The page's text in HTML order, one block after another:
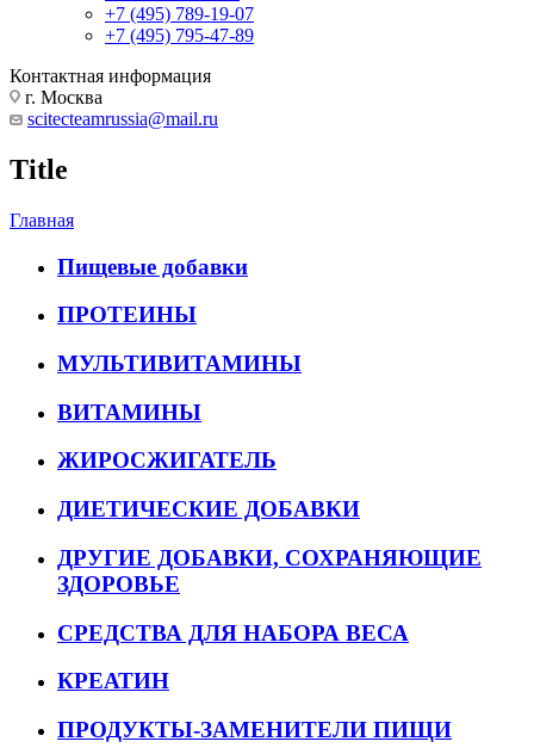
+7 (495) 789-19-07
+7 (495) 795-47-89
Контактная информация
г. Москва
scitecteamrussia@mail.ru
Title
Главная
Пищевые добавки
ПРОТЕИНЫ
МУЛЬТИВИТАМИНЫ
ВИТАМИНЫ
ЖИРОСЖИГАТЕЛЬ
ДИЕТИЧЕСКИЕ ДОБАВКИ
ДРУГИЕ ДОБАВКИ, СОХРАНЯЮЩИЕ
ЗДОРОВЬЕ
СРЕДСТВА ДЛЯ НАБОРА ВЕСА
КРЕАТИН
ПРОДУКТЫ-ЗАМЕНИТЕЛИ ПИЩИ